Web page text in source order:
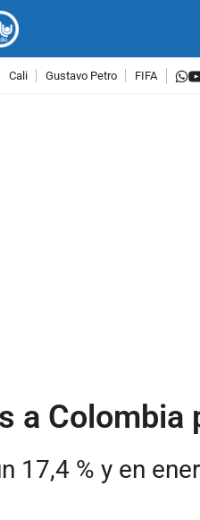
Cali Gustavo Petro FIFA
a Colombia
% y en